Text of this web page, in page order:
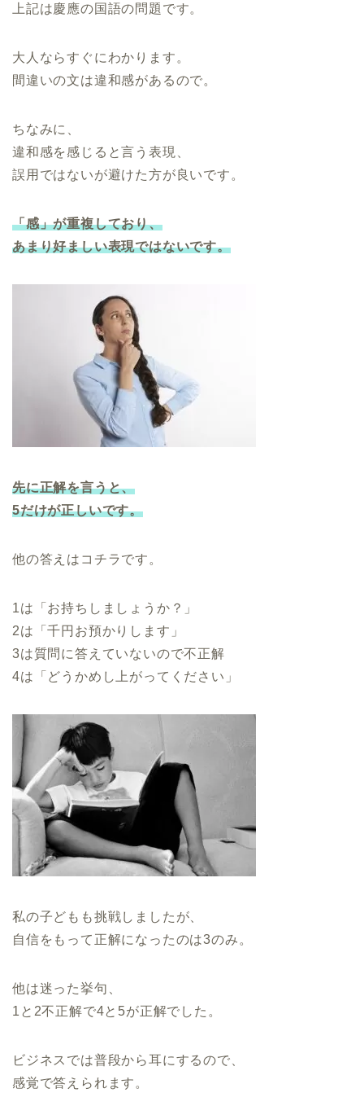
上記は慶應の国語の問題です。
大人ならすぐにわかります。
間違いの文は違和感があるので。
ちなみに、
違和感を感じると言う表現、
誤用ではないが避けた方が良いです。
「感」が重複しており、
あまり好ましい表現ではないです。
先に正解を言うと、
5だけが正しいです。
他の答えはコチラです。
1は「お持ちしましょうか？」
2は「千円お預かりします」
3は質問に答えていないので不正解
4は「どうかめし上がってください」
私の子どもも挑戦しましたが、
自信をもって正解になったのは3のみ。
他は迷った挙句、
1と2不正解で4と5が正解でした。
ビジネスでは普段から耳にするので、
感覚で答えられます。